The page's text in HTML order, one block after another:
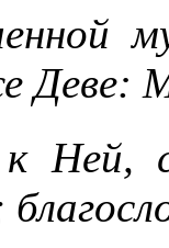
Деве:
Ней,